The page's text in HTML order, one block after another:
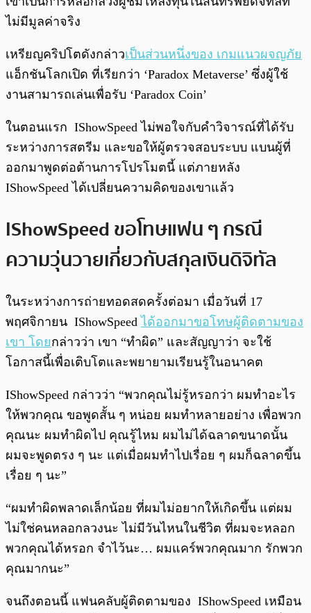
ไม่มีมูลค่าจริง
เหรียญคริปโตดังกล่าวเป็นส่วนหนึ่งของ เกมแนวผจญภัย
แอ็กชันโลกเปิด ที่เรียกว่า ‘Paradox Metaverse’ ซึ่งผู้ใช้
งานสามารถเล่นเพื่อรับ ‘Paradox Coin’
ในตอนแรก IShowSpeed ​​ไม่พอใจกับคำวิจารณ์ที่ได้รับ
ระหว่างการสตรีม และขอให้ผู้ตรวจสอบระบบ แบนผู้ที่
ออกมาพูดต่อต้านการโปรโมตนี้ แต่ภายหลัง
IShowSpeed ได้เปลี่ยนความคิดของเขาแล้ว
IShowSpeed ​​ขอโทษแฟน ๆ กรณี
ความวุ่นวายเกี่ยวกับสกุลเงินดิจิทัล
ในระหว่างการถ่ายทอดสดครั้งต่อมา เมื่อวันที่ 17
พฤศจิกายน IShowSpeedได้ออกมาขอโทษผู้ติดตามของ
เขา โดยกล่าวว่า เขา “ทำผิด” และสัญญาว่า จะใช้
โอกาสนี้เพื่อเติบโตและพยายามเรียนรู้ในอนาคต
IShowSpeed กล่าวว่า “พวกคุณไม่รู้หรอกว่า ผมทำอะไร
ให้พวกคุณ ขอพูดสั้น ๆ หน่อย ผมทำหลายอย่าง เพื่อพวก
คุณนะ ผมทำผิดไป คุณรู้ไหม ผมไม่ได้ฉลาดขนาดนั้น
ผมจะพูดตรง ๆ นะ แต่เมื่อผมทำไปเรื่อย ๆ ผมก็ฉลาดขึ้น
เรื่อย ๆ นะ”
“ผมทำผิดพลาดเล็กน้อย ที่ผมไม่อยากให้เกิดขึ้น แต่ผม
ไม่ใช่คนหลอกลวงนะ ไม่มีวันไหนในชีวิต ที่ผมจะหลอก
พวกคุณได้หรอก จำไว้นะ… ผมแคร์พวกคุณมาก รักพวก
คุณมากนะ”
จนถึงตอนนี้ แฟนคลับผู้ติดตามของ IShowSpeed ​​เหมือน